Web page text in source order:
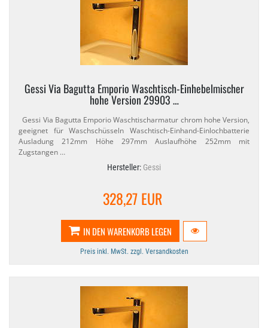
Gessi Via Bagutta Emporio Waschtisch-​Einhebelmischer
hohe Version 29903 …
Gessi Via Bagutta Emporio Waschtischarmatur chrom hohe Version,
geeignet für Waschschüsseln Waschtisch-​Einhand-​Einlochbatterie
Ausladung 212mm Höhe 297mm Auslaufhöhe 252mm mit
Zugstangen …
Hersteller: Gessi
328,27 EUR
IN DEN WARENKORB LEGEN
Preis inkl. MwSt. zzgl. Versandkosten